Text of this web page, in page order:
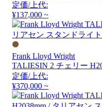
定価/上代:
¥137,000 ~
Frank Lloyd Wright
TALIESIN 2 チェリー
定価/上代:
¥370,000 ~